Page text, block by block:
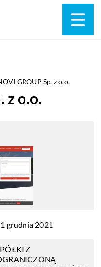
GROUP Sp. z o.o.
z o.o.
grudnia 2021
Z